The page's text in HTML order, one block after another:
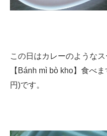
この日はカレーのような
【Bánh mì bò kho】食べ
円)です。